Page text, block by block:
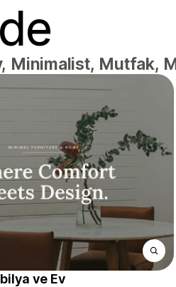
Minimalist, Mutfak,
ve Ev